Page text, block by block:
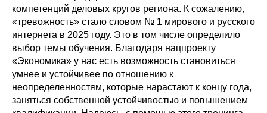
компетенций деловых кругов региона. К сожалению,
«тревожность» стало словом № 1 мирового и русского
интернета в 2025 году. Это в том числе определило
выбор темы обучения. Благодаря нацпроекту
«Экономика» у нас есть возможность становиться
умнее и устойчивее по отношению к
неопределенностям, которые нарастают к концу года,
заняться собственной устойчивостью и повышением